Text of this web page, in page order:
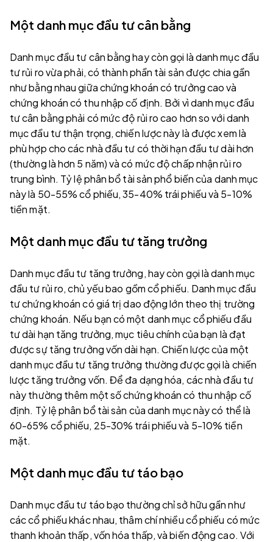
Một danh mục đầu tư cân bằng
Danh mục đầu tư cân bằng hay còn gọi là danh mục đầu
tư rủi ro vừa phải, có thành phần tài sản được chia gần
như bằng nhau giữa chứng khoán có trưởng cao và
chứng khoán có thu nhập cố định. Bởi vì danh mục đầu
tư cân bằng phải có mức độ rủi ro cao hơn so với danh
mục đầu tư thận trọng, chiến lược này là được xem là
phù hợp cho các nhà đầu tư có thời hạn đầu tư dài hơn
(thường là hơn 5 năm) và có mức độ chấp nhận rủi ro
trung bình. Tỷ lệ phân bổ tài sản phổ biến của danh mục
này là 50-55% cổ phiếu, 35-40% trái phiếu và 5-10%
tiền mặt.
Một danh mục đầu tư tăng trưởng
Danh mục đầu tư tăng trưởng, hay còn gọi là danh mục
đầu tư rủi ro, chủ yếu bao gồm cổ phiếu. Danh mục đầu
tư chứng khoán có giá trị dao động lớn theo thị trường
chứng khoán. Nếu bạn có một danh mục cổ phiếu đầu
tư dài hạn tăng trưởng, mục tiêu chính của bạn là đạt
được sự tăng trưởng vốn dài hạn. Chiến lược của một
danh mục đầu tư tăng trưởng thường được gọi là chiến
lược tăng trưởng vốn. Để đa dạng hóa, các nhà đầu tư
này thường thêm một số chứng khoán có thu nhập cố
định. Tỷ lệ phân bổ tài sản của danh mục này có thể là
60-65% cổ phiếu, 25-30% trái phiếu và 5-10% tiền
mặt.
Một danh mục đầu tư táo bạo
Danh mục đầu tư táo bạo thường chỉ sở hữu gần như
các cổ phiếu khác nhau, thâm chí nhiều cổ phiếu có mức
thanh khoản thấp, vốn hóa thấp, và biến động cao. Với